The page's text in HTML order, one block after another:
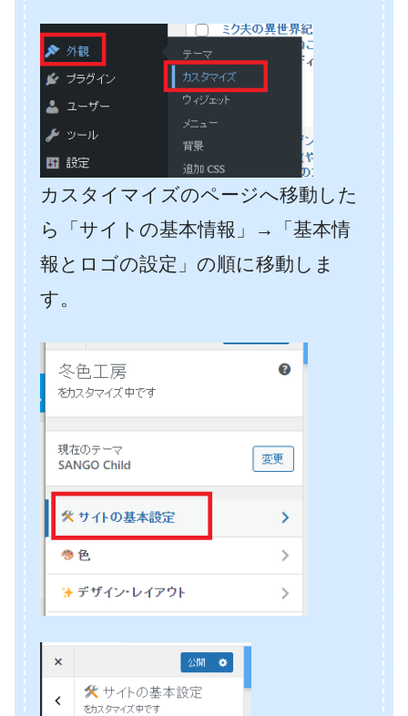
カスタイマイズのページへ移動した
ら「サイトの基本情報」→「基本情
報とロゴの設定」の順に移動しま
す。